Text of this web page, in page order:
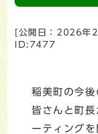
[公開日： 2026年2
ID:7477
稲美町の今
皆さんと町
ーティング